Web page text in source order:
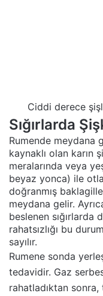
Ciddi derece
Sığırlarda
Rumende meydana
kaynaklı olan karın
meralarında veya
beyaz yonca) ile
doğranmış
meydana gelir.
beslenen sığırlarda
rahatsızlığı bu
sayılır.
Rumene sonda
tedavidir. Gaz
rahatladıktan sonra,